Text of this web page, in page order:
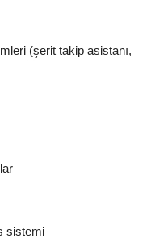
(şerit takip asistanı,
sistemi